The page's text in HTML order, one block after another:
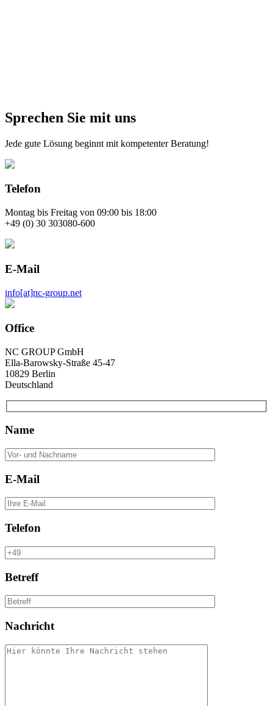
Sprechen Sie mit uns
Jede gute Lösung beginnt mit kompetenter Beratung!
Telefon
Montag bis Freitag von 09:00 bis 18:00
+49 (0) 30 303080-600
E-Mail
info[at]nc-group.net
Office
NC GROUP GmbH
Ella-Barowsky-Straße 45-47
10829 Berlin
Deutschland
Name
E-Mail
Telefon
Betreff
Nachricht